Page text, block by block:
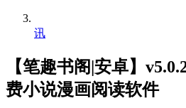
讯
【笔趣书阁|安卓】
费小说漫画阅读软件